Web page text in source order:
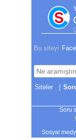
Bu siteyi
|
Soru
Sosyal